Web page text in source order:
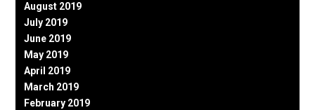
August 2019
July 2019
June 2019
May 2019
April 2019
March 2019
February 2019